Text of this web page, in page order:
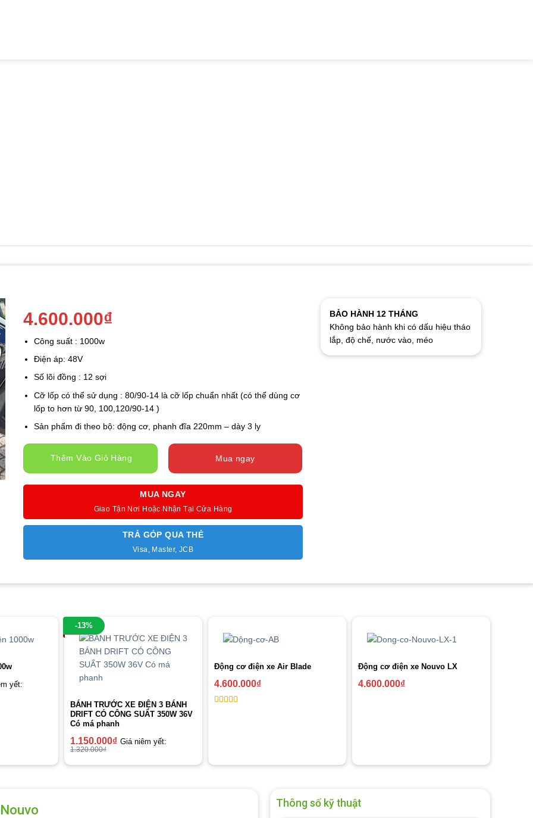
4.600.000₫
Công suất : 1000w
Điện áp: 48V
Số lõi đồng : 12 sợi
Cỡ lốp có thể sử dụng : 80/90-14 là cỡ lốp chuẩn nhất (có thể dùng cơ
lốp to hơn từ 90, 100,120/90-14 )
Sản phẩm đi theo bộ: động cơ, phanh đĩa 220mm – dày 3 ly
Thêm Vào Giỏ Hàng Mua ngay
MUA NGAY
Giao Tận Nơi Hoặc Nhận Tại Cửa Hàng
TRẢ GÓP QUA THẺ
Visa, Master, JCB
BẢO HÀNH 12 THÁNG
Không bảo hành khi có dấu hiệu tháo
lắp, độ chế, nước vào, méo
yết:
-13%
BÁNH TRƯỚC XE ĐIỆN 3 BÁNH
DRIFT CÓ CÔNG SUẤT 350W 36V
Có má phanh
1.150.000₫ Giá niêm yết:
1.320.000₫
Động cơ điện xe Air Blade
4.600.000₫
Động cơ điện xe Nouvo LX
4.600.000₫
Thông số kỹ thuật